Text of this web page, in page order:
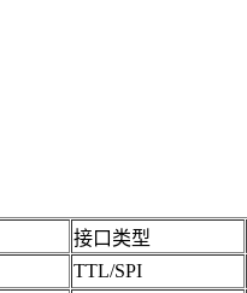
接口类型
TTL/SPI